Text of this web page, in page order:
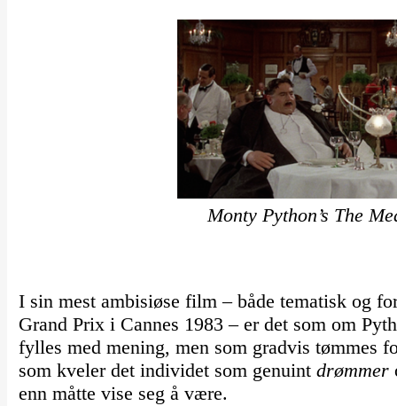
Monty Python’s The
I sin mest ambisiøse film – både tematisk og
Grand Prix i Cannes 1983 – er det som om
fylles med mening, men som gradvis tømmes
som kveler det individet som genuint drømmer
enn måtte vise seg å være.